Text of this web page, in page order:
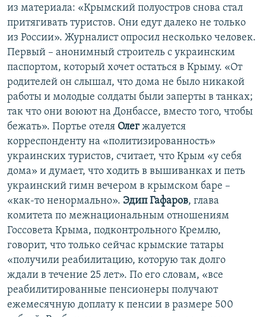
из материала: «Крымский полуостров снова стал
притягивать туристов. Они едут далеко не только
из России». Журналист опросил несколько человек.
Первый – анонимный строитель с украинским
паспортом, который хочет остаться в Крыму. «От
родителей он слышал, что дома не было никакой
работы и молодые солдаты были заперты в танках;
так что они воюют на Донбассе, вместо того, чтобы
бежать». Портье отеля Олег жалуется
корреспонденту на «политизированность»
украинских туристов, считает, что Крым «у себя
дома» и думает, что ходить в вышиванках и петь
украинский гимн вечером в крымском баре –
«как-то ненормально». Эдип Гафаров, глава
комитета по межнациональным отношениям
Госсовета Крыма, подконтрольного Кремлю,
говорит, что только сейчас крымские татары
«получили реабилитацию, которую так долго
ждали в течение 25 лет». По его словам, «все
реабилитированные пенсионеры получают
ежемесячную доплату к пенсии в размере 500